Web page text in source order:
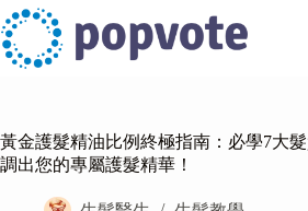
Skip
to
content
黃金護髮精油比例終極指南：必學7大髮
調出您的專屬護髮精華！